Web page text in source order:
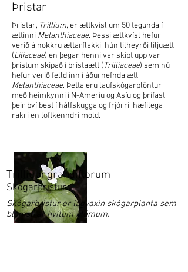
Þristar
Þristar, Trillium, er ættkvísl um 50 tegunda í
ættinni Melanthiaceae. Þessi ættkvísl hefur
verið á nokkru ættarflakki, hún tilheyrði liljuætt
(Liliaceae) en þegar henni var skipt upp var
þristum skipað í þristaætt (Trilliaceae) sem nú
hefur verið felld inn í áðurnefnda ætt,
Melanthiaceae. Þetta eru laufskógarplöntur
með heimkynni í N-Ameríu og Asíu og þrífast
þeir því best í hálfskugga og frjórri, hæfilega
rakri en loftkenndri mold.
Skógarþristur
Trillium grandiflorum
Skógarþristur er lágvaxin skógarplanta sem
blómstrar hvítum blómum.